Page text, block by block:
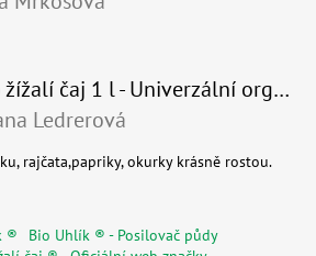
produktu je 5 z 5 hvězdiček.
Mesiho žížalí čaj 1 l - Univerzální organické hnojivo
produktu je 5 z 5 hvězdiček.
Ledrerová
rajčata,papriky, okurky krásně rostou.
®
Bio Uhlík ® - Posilovač půdy